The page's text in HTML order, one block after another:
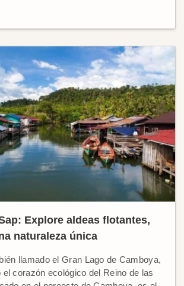
Explore aldeas flotantes,
naturaleza única
llamado el Gran Lago de Camboya,
corazón ecológico del Reino de las